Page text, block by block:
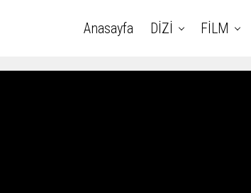
Anasayfa DİZİ FİLM